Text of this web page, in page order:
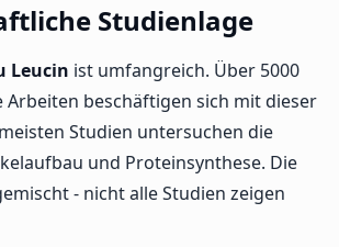
Studienlage
Leucin ist umfangreich. Über 5000
Arbeiten beschäftigen sich mit dieser
Studien untersuchen die
und Proteinsynthese. Die
- nicht alle Studien zeigen